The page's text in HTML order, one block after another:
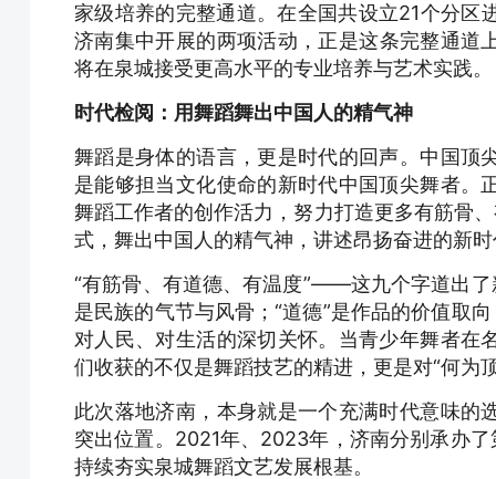
家级培养的完整通道。在全国共设立21个分
济南集中开展的两项活动，正是这条完整通
将在泉城接受更高水平的专业培养与艺术实践。
时代检阅：用舞蹈舞出中国人的精气神
舞蹈是身体的语言，更是时代的回声。中国顶
是能够担当文化使命的新时代中国顶尖舞者。
舞蹈工作者的创作活力，努力打造更多有筋骨
式，舞出中国人的精气神，讲述昂扬奋进的新
“有筋骨、有道德、有温度”——这九个字道出了
是民族的气节与风骨；“道德”是作品的价值取
对人民、对生活的深切关怀。当青少年舞者在
们收获的不仅是舞蹈技艺的精进，更是对“何为
此次落地济南，本身就是一个充满时代意味的
突出位置。2021年、2023年，济南分别承办
持续夯实泉城舞蹈文艺发展根基。